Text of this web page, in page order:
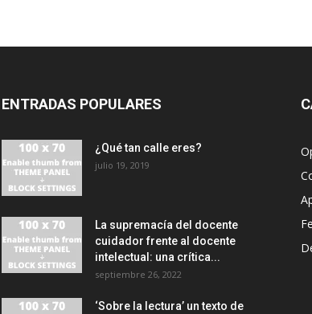
ENTRADAS POPULARES
¿Qué tan calle eres?
julio 19, 2019
La supremacía del docente
cuidador frente al docente
intelectual: una crítica...
septiembre 26, 2022
‘Sobre la lectura’ un texto de